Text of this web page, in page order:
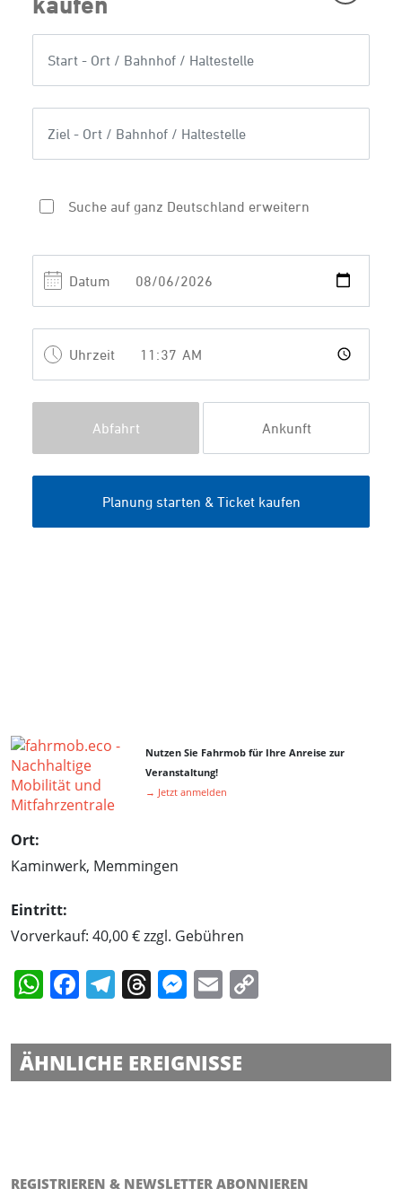
Nutzen Sie Fahrmob für Ihre Anreise zur
Veranstaltung!
→ Jetzt anmelden
Ort:
Kaminwerk, Memmingen
Eintritt:
Vorverkauf: 40,00 € zzgl. Gebühren
WhatsApp
Facebook
Telegram
Threads
Messenger
Email
REGISTRIEREN & NEWSLETTER ABONNIEREN
ÄHNLICHE EREIGNISSE
Hans Söllner im Klostergarten Immenstadt
Anthony B beim Theaterfestival Isny
Lagwagon im Club Vaudeville Lindau